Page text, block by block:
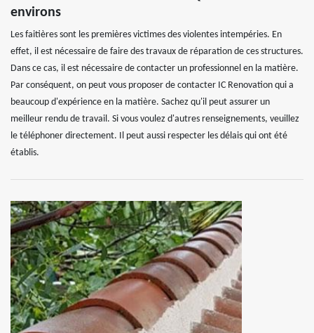
environs
Les faitières sont les premières victimes des violentes intempéries. En
effet, il est nécessaire de faire des travaux de réparation de ces structures.
Dans ce cas, il est nécessaire de contacter un professionnel en la matière.
Par conséquent, on peut vous proposer de contacter IC Renovation qui a
beaucoup d'expérience en la matière. Sachez qu'il peut assurer un
meilleur rendu de travail. Si vous voulez d'autres renseignements, veuillez
le téléphoner directement. Il peut aussi respecter les délais qui ont été
établis.